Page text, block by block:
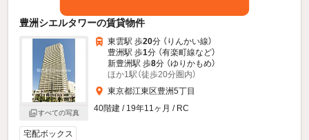
豊洲シエルタワーの賃貸物件
すべての写真
東雲駅 歩20分 （りんかい線）
豊洲駅 歩1分 （有楽町線など）
新豊洲駅 歩8分 （ゆりかもめ）
ほか1駅（徒歩20分圏内）
東京都江東区豊洲5丁目
40階建 / 19年11ヶ月 / RC
宅配ボックス